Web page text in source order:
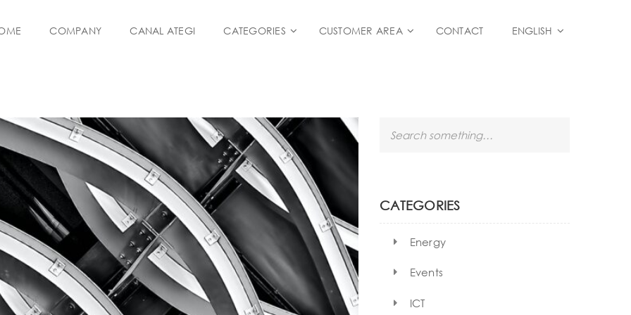
COMPANY CANAL ATEGI CATEGORIES CUSTOMER AREA CONTACT ENGLISH
h
CATEGORIES
Energy
Events
ICT